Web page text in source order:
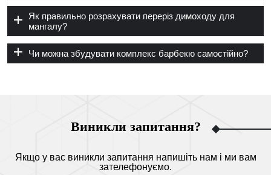
Як правильно розрахувати переріз димоходу для
мангалу?
Чи можна збудувати комплекс барбекю самостійно?
Виникли запитання?
Якщо у вас виникли запитання напишіть нам і ми вам
зателефонуємо.